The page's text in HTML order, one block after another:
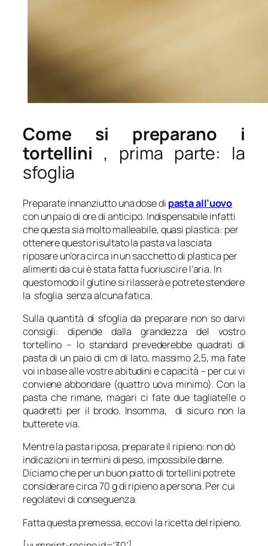
Come si preparano i
tortellini , prima parte: la
sfoglia
Preparate innanziutto una dose di pasta all’uovo
con un paio di ore di anticipo. Indispensabile infatti
che questa sia molto malleabile, quasi plastica: per
ottenere questo risultato la pasta va lasciata
riposare un’ora circa in un sacchetto di plastica per
alimenti da cui è stata fatta fuoriuscire l’aria. In
questo modo il glutine si rilasserà e potrete stendere
la sfoglia senza alcuna fatica.
Sulla quantità di sfoglia da preparare non so darvi
consigli: dipende dalla grandezza del vostro
tortellino – lo standard prevederebbe quadrati di
pasta di un paio di cm di lato, massimo 2,5, ma fate
voi in base alle vostre abitudini e capacità – per cui vi
conviene abbondare (quattro uova minimo). Con la
pasta che rimane, magari ci fate due tagliatelle o
quadretti per il brodo. Insomma, di sicuro non la
butterete via.
Mentre la pasta riposa, preparate il ripieno: non dò
indicazioni in termini di peso, impossibile darne.
Diciamo che per un buon piatto di tortellini potrete
considerare circa 70 g di ripieno a persona. Per cui
regolatevi di conseguenza.
Fatta questa premessa, eccovi la ricetta del ripieno.